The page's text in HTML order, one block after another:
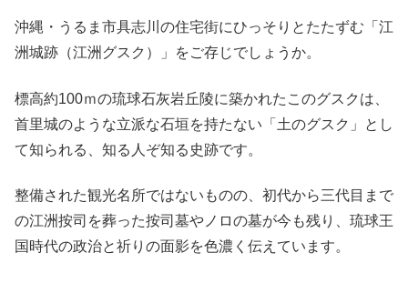
沖縄・うるま市具志川の住宅街にひっそりとたたずむ「江
洲城跡（江洲グスク）」をご存じでしょうか。
標高約100ｍの琉球石灰岩丘陵に築かれたこのグスクは、
首里城のような立派な石垣を持たない「土のグスク」とし
て知られる、知る人ぞ知る史跡です。
整備された観光名所ではないものの、初代から三代目まで
の江洲按司を葬った按司墓やノロの墓が今も残り、琉球王
国時代の政治と祈りの面影を色濃く伝えています。